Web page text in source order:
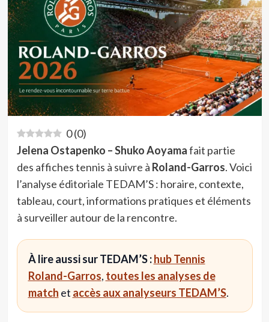
0(0)
Jelena Ostapenko – Shuko Aoyamafait partie
des affiches tennis à suivre à Roland-Garros. Voici
l’analyse éditoriale TEDAM’S : horaire, contexte,
tableau, court, informations pratiques et éléments
à surveiller autour de la rencontre.
À lire aussi sur TEDAM’S : hub Tennis
Roland-Garros, toutes les analyses de
match et accès aux analyseurs TEDAM’S.